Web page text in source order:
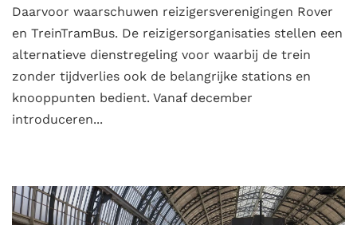
Daarvoor waarschuwen reizigersverenigingen Rover
en TreinTramBus. De reizigersorganisaties stellen een
alternatieve dienstregeling voor waarbij de trein
zonder tijdverlies ook de belangrijke stations en
knooppunten bedient. Vanaf december
introduceren...